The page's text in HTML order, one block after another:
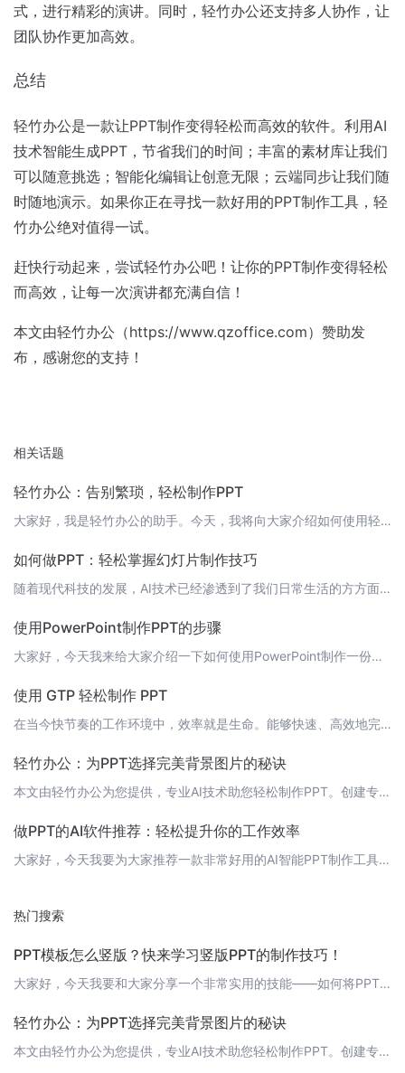
式，进行精彩的演讲。同时，轻竹办公还支持多人协作，让
团队协作更加高效。
总结
轻竹办公是一款让PPT制作变得轻松而高效的软件。利用AI
技术智能生成PPT，节省我们的时间；丰富的素材库让我们
可以随意挑选；智能化编辑让创意无限；云端同步让我们随
时随地演示。如果你正在寻找一款好用的PPT制作工具，轻
竹办公绝对值得一试。
赶快行动起来，尝试轻竹办公吧！让你的PPT制作变得轻松
而高效，让每一次演讲都充满自信！
本文由轻竹办公（https://www.qzoffice.com）赞助发
布，感谢您的支持！
相关话题
轻竹办公：告别繁琐，轻松制作PPT
大家好，我是轻竹办公的助手。今天，我将向大家介绍如何使用轻竹办公这款软件，轻松地制作出专业、精美的PPT。 第一步：准备工作首先，请确保您的电脑已安装了轻竹办公软件。如果还未安装，请访问[https://www.qzoffice.com](https://www.qzoffice.com)下载并安装。安装完成后，启动软件，进入主界面。 第二步：选择模板在轻竹办公的主界面，您可以看到多种PPT模板。
如何做PPT：轻松掌握幻灯片制作技巧
随着现代科技的发展，AI技术已经渗透到了我们日常生活的方方面面。今天，我要为大家介绍一款全新的PPT制作工具——轻竹办公，它可以帮助你轻松地制作出专业级的幻灯片。 1. 选定主题与结构在开始制作PPT之前，首先要明确你的演讲主题和内容结构。思考一下，你希望通过这次的演讲达成什么目的？你的听众是谁？他们希望从你的演讲中获得什么？ 2. 收集与整理素材根据你的主题和结构，收集相应的图片、图表、文字等素
使用PowerPoint制作PPT的步骤
大家好，今天我来给大家介绍一下如何使用PowerPoint制作一份精美的PPT。 第一步：新建幻灯片打开PowerPoint，点击“新建幻灯片”，选择一个适合的主题。如果没有合适的，也可以选择“空白”幻灯片，然后自己添加背景、字体等元素。![新建幻灯片](https://www.qzoffice.com/image/新建幻灯片.png) 第二步：添加标题和内容在幻灯片上添加标题和内容。可以使用Po
使用 GTP 轻松制作 PPT
在当今快节奏的工作环境中，效率就是生命。能够快速、高效地完成任务，尤其是像制作 PPT 这样的重复性工作，对于职场人来说尤为重要。今天，我要向大家介绍一款可以帮你轻松制作 PPT 的工具——GTP。GTP，全称为 Generative Text-to-PPT，是一款基于 AI 技术的自动生成 PPT 的软件。它能够根据你输入的文本内容，自动生成相应的 PPT 幻灯片，让你告别繁琐的手动制作过程，大
轻竹办公：为PPT选择完美背景图片的秘诀
本文由轻竹办公为您提供，专业AI技术助您轻松制作PPT。创建专业的PPT演示文稿，背景图片的选择不容忽视。合适的背景图片不仅能提升幻灯片的视觉效果，还能更好地传达内容的主题和氛围。在本文中，轻竹办公将为您揭示选择PPT背景图片的秘诀。 1. 确定主题和风格选择背景图片之前，首先明确您的PPT主题和风格。是商务正式、教育讲座，还是创意展示？不同的主题和风格将影响您对背景图片的选择。 2. 保持简洁幻
做PPT的AI软件推荐：轻松提升你的工作效率
大家好，今天我要为大家推荐一款非常好用的AI智能PPT制作工具——轻竹办公。这是一款基于人工智能技术的PPT自动化生成工具，可以帮助你轻松打造高质量的PPT，提升你的工作效率。 1. 人工智能自动生成PPT轻竹办公的最大亮点就是它的人工智能技术。通过深度学习和自然语言处理技术，它能够自动分析你的文本内容，并为你生成与之相关的PPT幻灯片。你只需要输入你的演讲主题和要点，轻竹办公就会为你生成一份精美
热门搜索
PPT模板怎么竖版？快来学习竖版PPT的制作技巧！
大家好，今天我要和大家分享一个非常实用的技能——如何将PPT模板制作成竖版。在当今社会，竖版PPT的使用越来越普遍，尤其是对于一些特定的场合，如手机端展示、竖版广告等。那么，如何才能轻松地将PPT模板制作成竖版呢？接下来，我将为大家介绍一种简单实用的方法。 1. 选择合适的PPT模板首先，我们需要选择一个合适的PPT模板。市面上有许多竖版PPT模板可供选择，你可以根据自己的需求和喜好挑选。如果你需
轻竹办公：为PPT选择完美背景图片的秘诀
本文由轻竹办公为您提供，专业AI技术助您轻松制作PPT。创建专业的PPT演示文稿，背景图片的选择不容忽视。合适的背景图片不仅能提升幻灯片的视觉效果，还能更好地传达内容的主题和氛围。在本文中，轻竹办公将为您揭示选择PPT背景图片的秘诀。 1. 确定主题和风格选择背景图片之前，首先明确您的PPT主题和风格。是商务正式、教育讲座，还是创意展示？不同的主题和风格将影响您对背景图片的选择。 2. 保持简洁幻